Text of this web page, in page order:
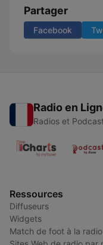
Partager
Facebook
Radio en
Radios et
Ressources
Diffuseurs
Widgets
Match de foot à la radio